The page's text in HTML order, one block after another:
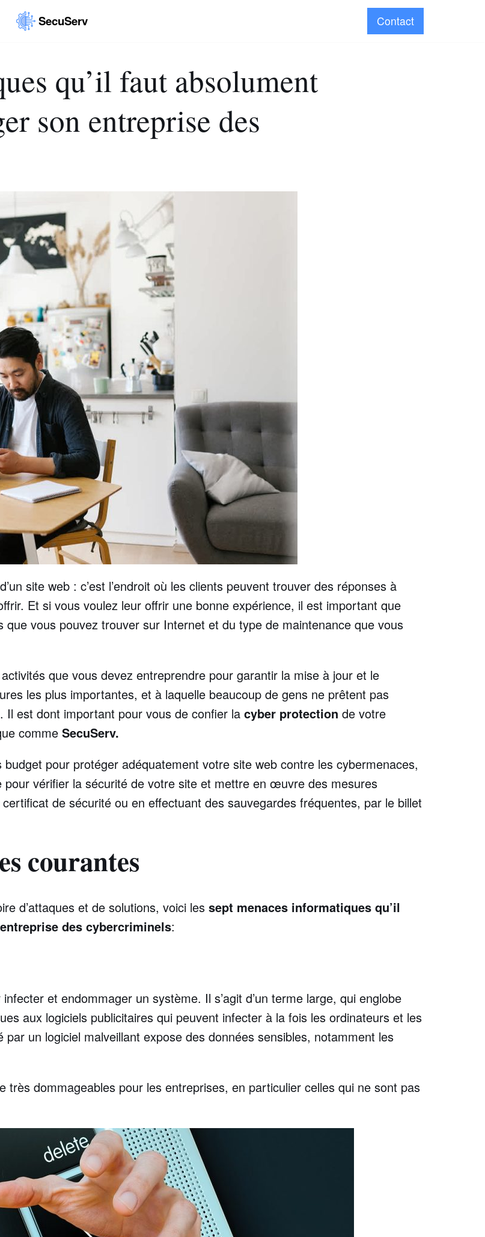
SecuServ Contact
qu’il faut absolument
son entreprise des
site web : c’est l’endroit où les clients peuvent trouver des réponses à
Et si vous voulez leur offrir une bonne expérience, il est important que
vous pouvez trouver sur Internet et du type de maintenance que vous
que vous devez entreprendre pour garantir la mise à jour et le
les plus importantes, et à laquelle beaucoup de gens ne prêtent pas
est dont important pour vous de confier la cyber protection de votre
comme SecuServ.
budget pour protéger adéquatement votre site web contre les cybermenaces,
vérifier la sécurité de votre site et mettre en œuvre des mesures
de sécurité ou en effectuant des sauvegardes fréquentes, par le billet
courantes
d’attaques et de solutions, voici les sept menaces informatiques qu’il
des cybercriminels:
et endommager un système. Il s’agit d’un terme large, qui englobe
aux logiciels publicitaires qui peuvent infecter à la fois les ordinateurs et les
un logiciel malveillant expose des données sensibles, notamment les
très dommageables pour les entreprises, en particulier celles qui ne sont pas